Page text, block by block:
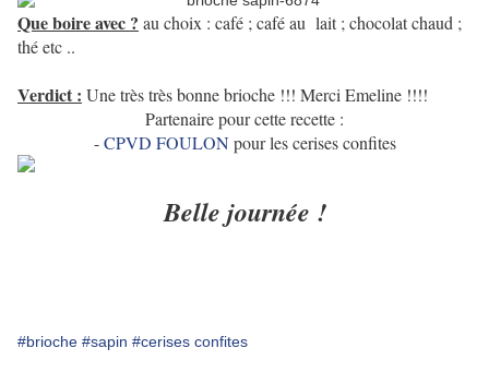
Que boire avec ? au choix : café ; café au lait ; chocolat chaud ;
thé etc ..
Verdict : Une très très bonne brioche !!! Merci Emeline !!!!
Partenaire pour cette recette :
-CPVD FOULONpour les cerises confites
Belle journée !
#brioche #sapin #cerises confites